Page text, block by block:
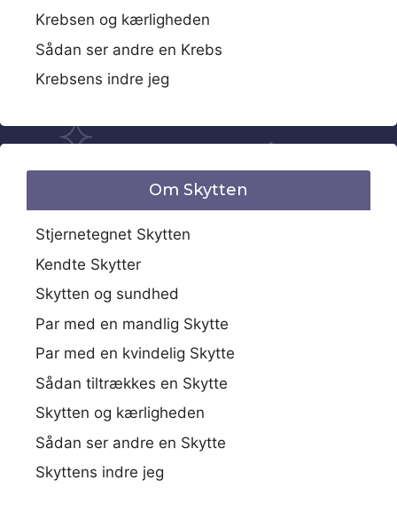
Krebsen og kærligheden
Sådan ser andre en Krebs
Krebsens indre jeg
Om Skytten
Stjernetegnet Skytten
Kendte Skytter
Skytten og sundhed
Par med en mandlig Skytte
Par med en kvindelig Skytte
Sådan tiltrækkes en Skytte
Skytten og kærligheden
Sådan ser andre en Skytte
Skyttens indre jeg